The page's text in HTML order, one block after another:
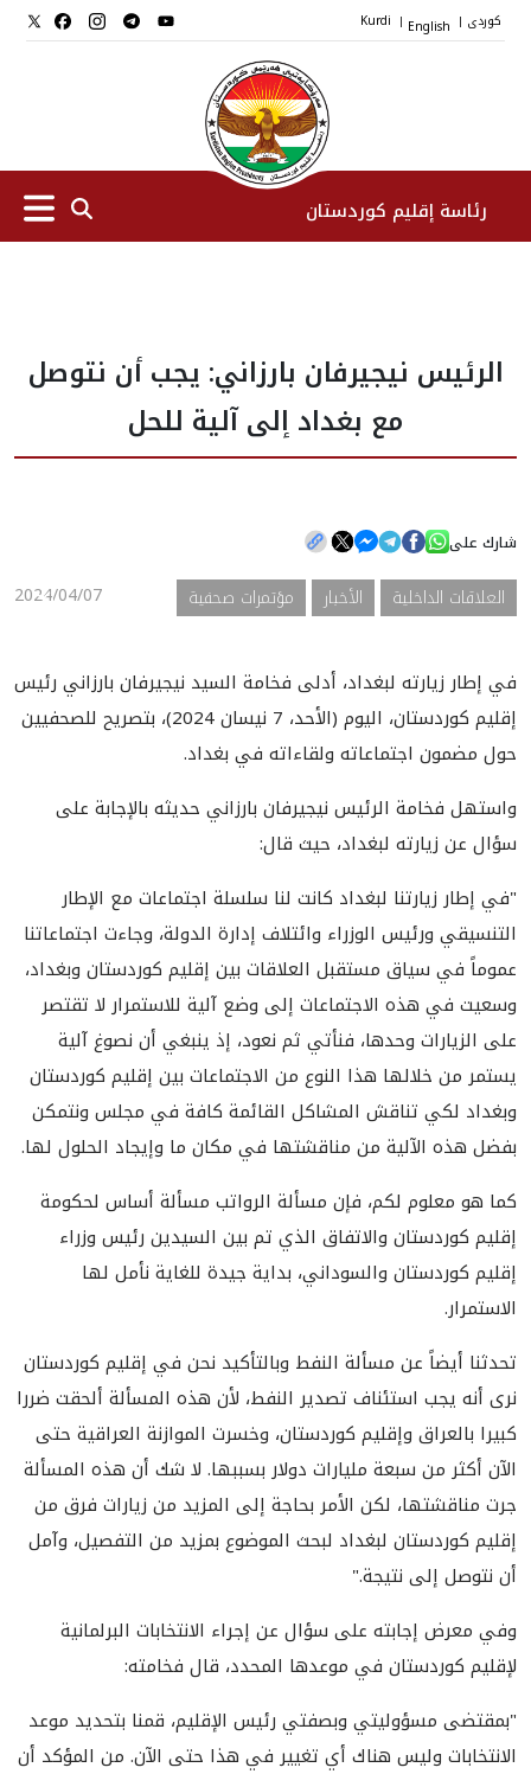
کوردی |
English
|
Kurdi
رئاسة إقليم كوردستان
نواب الرئيس
طاقم الرئاسة
المؤسسات
الأخبار
المعرض
الرئيس نيجيرفان بارزاني: يجب أن نتوصل
مع بغداد إلى آلية للحل
شارك على
2024/04/07 العلاقات الداخلية الأخبار مؤتمرات صحفية
في إطار زيارته لبغداد، أدلى فخامة السيد نيجيرفان بارزاني رئيس
إقليم كوردستان، اليوم (الأحد، 7 نيسان 2024)، بتصريح للصحفيين
حول مضمون اجتماعاته ولقاءاته في بغداد.
واستهل فخامة الرئيس نيجيرفان بارزاني حديثه بالإجابة على
سؤال عن زيارته لبغداد، حيث قال:
"في إطار زيارتنا لبغداد كانت لنا سلسلة اجتماعات مع الإطار
التنسيقي ورئيس الوزراء وائتلاف إدارة الدولة، وجاءت اجتماعاتنا
عموماً في سياق مستقبل العلاقات بين إقليم كوردستان وبغداد،
وسعيت في هذه الاجتماعات إلى وضع آلية للاستمرار لا تقتصر
على الزيارات وحدها، فنأتي ثم نعود، إذ ينبغي أن نصوغ آلية
يستمر من خلالها هذا النوع من الاجتماعات بين إقليم كوردستان
وبغداد لكي تناقش المشاكل القائمة كافة في مجلس ونتمكن
بفضل هذه الآلية من مناقشتها في مكان ما وإيجاد الحلول لها.
كما هو معلوم لكم، فإن مسألة الرواتب مسألة أساس لحكومة
إقليم كوردستان والاتفاق الذي تم بين السيدين رئيس وزراء
إقليم كوردستان والسوداني، بداية جيدة للغاية نأمل لها
الاستمرار.
تحدثنا أيضاً عن مسألة النفط وبالتأكيد نحن في إقليم كوردستان
نرى أنه يجب استئناف تصدير النفط، لأن هذه المسألة ألحقت ضررا
كبيرا بالعراق وإقليم كوردستان، وخسرت الموازنة العراقية حتى
الآن أكثر من سبعة مليارات دولار بسببها. لا شك أن هذه المسألة
جرت مناقشتها، لكن الأمر بحاجة إلى المزيد من زيارات فرق من
إقليم كوردستان لبغداد لبحث الموضوع بمزيد من التفصيل، وآمل
أن نتوصل إلى نتيجة."
وفي معرض إجابته على سؤال عن إجراء الانتخابات البرلمانية
لإقليم كوردستان في موعدها المحدد، قال فخامته:
"بمقتضى مسؤوليتي وبصفتي رئيس الإقليم، قمنا بتحديد موعد
الانتخابات وليس هناك أي تغيير في هذا حتى الآن. من المؤكد أن